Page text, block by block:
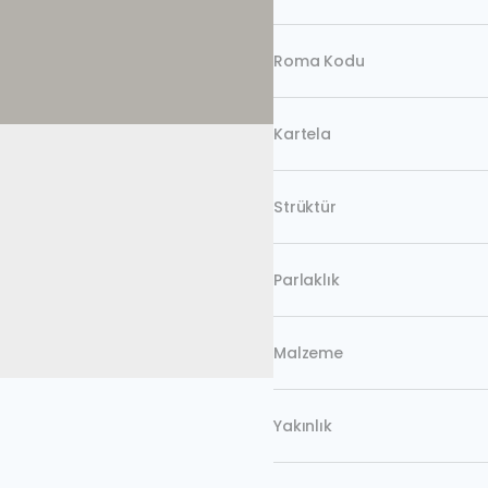
Roma Kodu
Kartela
Strüktür
Parlaklık
Malzeme
Yakınlık